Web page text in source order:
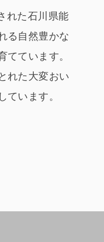
れた石川県能
る自然豊かな
てています。
れた大変おい
ています。